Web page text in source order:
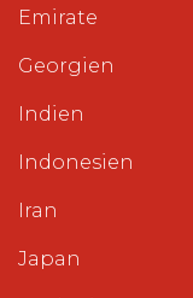
Emirate
Georgien
Indien
Indonesien
Iran
Japan